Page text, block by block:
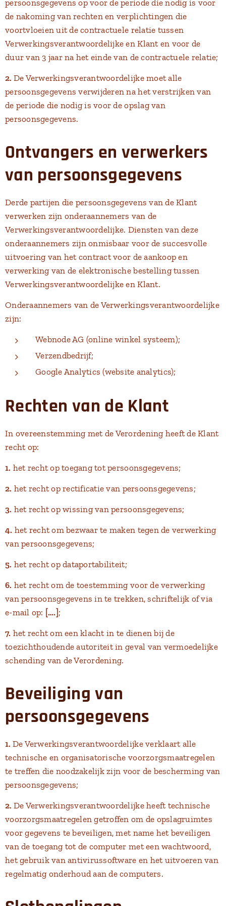
persoonsgegevens op voor de periode die nodig is voor
de nakoming van rechten en verplichtingen die
voortvloeien uit de contractuele relatie tussen
Verwerkingsverantwoordelijke en Klant en voor de
duur van 3 jaar na het einde van de contractuele relatie;
2. De Verwerkingsverantwoordelijke moet alle
persoonsgegevens verwijderen na het verstrijken van
de periode die nodig is voor de opslag van
persoonsgegevens.
Ontvangers en verwerkers
van persoonsgegevens
Derde partijen die persoonsgegevens van de Klant
verwerken zijn onderaannemers van de
Verwerkingsverantwoordelijke. Diensten van deze
onderaannemers zijn onmisbaar voor de succesvolle
uitvoering van het contract voor de aankoop en
verwerking van de elektronische bestelling tussen
Verwerkingsverantwoordelijke en Klant.
Onderaannemers van de Verwerkingsverantwoordelijke
zijn:
Webnode AG (online winkel systeem);
Verzendbedrijf;
Google Analytics (website analytics);
Rechten van de Klant
In overeenstemming met de Verordening heeft de Klant
recht op:
1. het recht op toegang tot persoonsgegevens;
2. het recht op rectificatie van persoonsgegevens;
3. het recht op wissing van persoonsgegevens;
4. het recht om bezwaar te maken tegen de verwerking
van persoonsgegevens;
5. het recht op dataportabiliteit;
6. het recht om de toestemming voor de verwerking
van persoonsgegevens in te trekken, schriftelijk of via
e-mail op: [….] ;
7. het recht om een klacht in te dienen bij de
toezichthoudende autoriteit in geval van vermoedelijke
schending van de Verordening.
Beveiliging van
persoonsgegevens
1. De Verwerkingsverantwoordelijke verklaart alle
technische en organisatorische voorzorgsmaatregelen
te treffen die noodzakelijk zijn voor de bescherming van
persoonsgegevens;
2. De Verwerkingsverantwoordelijke heeft technische
voorzorgsmaatregelen getroffen om de opslagruimtes
voor gegevens te beveiligen, met name het beveiligen
van de toegang tot de computer met een wachtwoord,
het gebruik van antivirussoftware en het uitvoeren van
regelmatig onderhoud aan de computers.